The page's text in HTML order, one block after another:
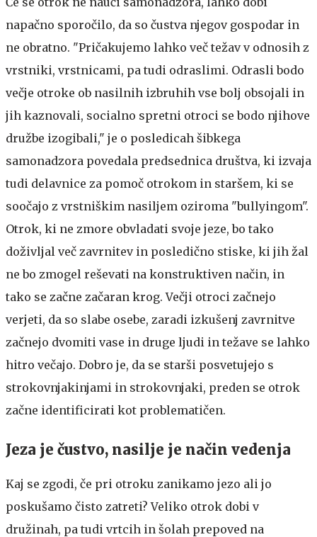
napačno sporočilo, da so čustva njegov gospodar in
ne obratno. "Pričakujemo lahko več težav v odnosih z
vrstniki, vrstnicami, pa tudi odraslimi. Odrasli bodo
večje otroke ob nasilnih izbruhih vse bolj obsojali in
jih kaznovali, socialno spretni otroci se bodo njihove
družbe izogibali," je o posledicah šibkega
samonadzora povedala predsednica društva, ki izvaja
tudi delavnice za pomoč otrokom in staršem, ki se
soočajo z vrstniškim nasiljem oziroma "bullyingom".
Otrok, ki ne zmore obvladati svoje jeze, bo tako
doživljal več zavrnitev in posledično stiske, ki jih žal
ne bo zmogel reševati na konstruktiven način, in
tako se začne začaran krog. Večji otroci začnejo
verjeti, da so slabe osebe, zaradi izkušenj zavrnitve
začnejo dvomiti vase in druge ljudi in težave se lahko
hitro večajo. Dobro je, da se starši posvetujejo s
strokovnjakinjami in strokovnjaki, preden se otrok
začne identificirati kot problematičen.
Jeza je čustvo, nasilje je način vedenja
Kaj se zgodi, če pri otroku zanikamo jezo ali jo
poskušamo čisto zatreti? Veliko otrok dobi v
družinah, pa tudi vrtcih in šolah prepoved na